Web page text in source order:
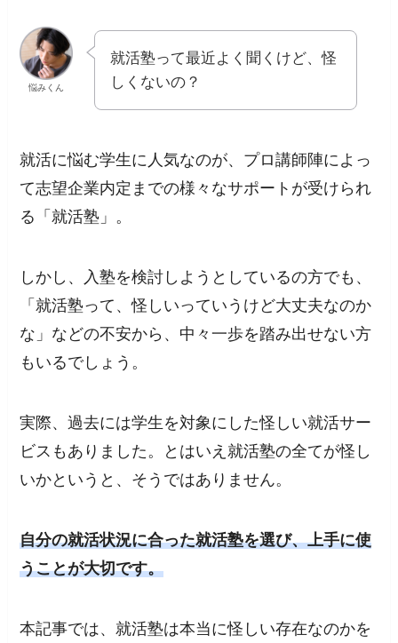
悩みくん
就活塾って最近よく聞くけど、怪
しくないの？
就活に悩む学生に人気なのが、プロ講師陣によっ
て志望企業内定までの様々なサポートが受けられ
る「就活塾」。
しかし、入塾を検討しようとしているの方でも、
「就活塾って、怪しいっていうけど大丈夫なのか
な」などの不安から、中々一歩を踏み出せない方
もいるでしょう。
実際、過去には学生を対象にした怪しい就活サー
ビスもありました。とはいえ就活塾の全てが怪し
いかというと、そうではありません。
自分の就活状況に合った就活塾を選び、上手に使
うことが大切です。
本記事では、就活塾は本当に怪しい存在なのかを